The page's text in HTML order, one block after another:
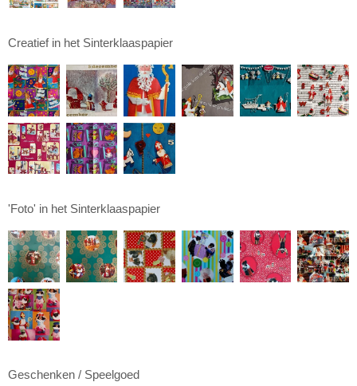
Creatief in het Sinterklaaspapier
'Foto' in het Sinterklaaspapier
Geschenken / Speelgoed